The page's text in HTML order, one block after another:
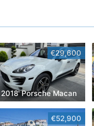
€29,600
2018' Porsche Macan
€52,900